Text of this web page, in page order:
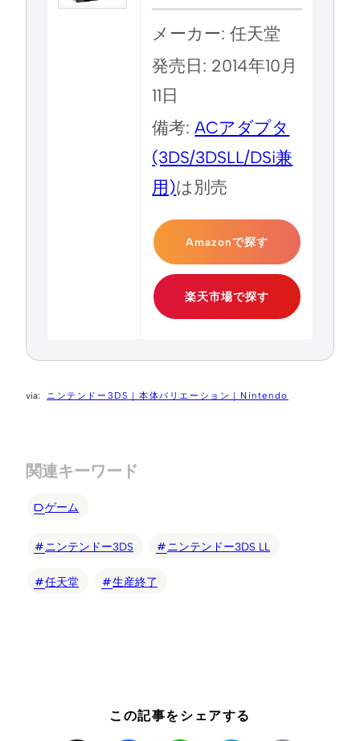
メーカー: 任天堂
発売日: 2014年10月
11日
備考:ACアダプタ
(3DS/3DSLL/DSi兼
用)は別売
Amazonで探す
楽天市場で探す
ニンテンドー3DS｜本体バリエーション｜Nintendo
関連キーワード
ゲーム
ニンテンドー3DS ニンテンドー3DS LL
任天堂 生産終了
この記事をシェアする